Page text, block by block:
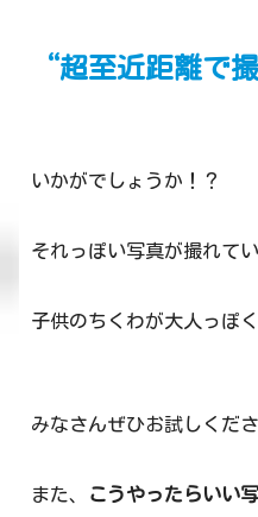
“超至近距離で
いかがでしょうか！？
それっぽい写真が撮れて
子供のちくわが大人っぽ
みなさんぜひお試しくださ
また、 こうやったらいい